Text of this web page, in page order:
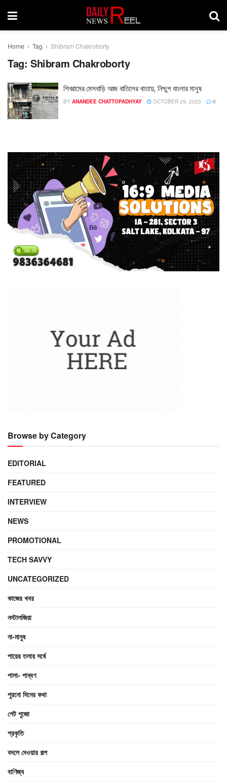
Home Tag Shibram Chakroborty
Tag: Shibram Chakroborty
শিবরামের মেসবাড়ি আজ বাতিলের খাতায়, নিশ্চুপ বাংলার মানুষ
BY ANANDEE CHATTOPADHYAY OCTOBER 29, 2023 0
Browse by Category
EDITORIAL
FEATURED
INTERVIEW
NEWS
PROMOTIONAL
TECH SAVVY
UNCATEGORIZED
কাজের খবর
নস্টালজিয়া
না-মানুষ
পায়ের তলায় সর্ষে
পালা- পাব্বণ
পুরনো দিনের কথা
পেট পুজো
প্রকৃতি
বদলে দেওয়ার গল্প
বাণিজ্য